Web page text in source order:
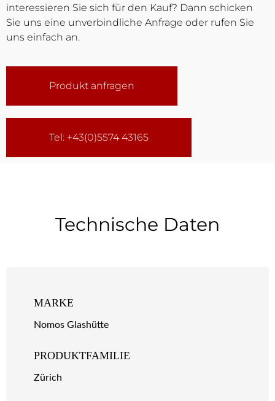
interessieren Sie sich für den Kauf? Dann schicken
Sie uns eine unverbindliche Anfrage oder rufen Sie
uns einfach an.
Produkt anfragen
Tel: +43(0)5574 43165
Technische Daten
MARKE
Nomos Glashütte
PRODUKTFAMILIE
Zürich